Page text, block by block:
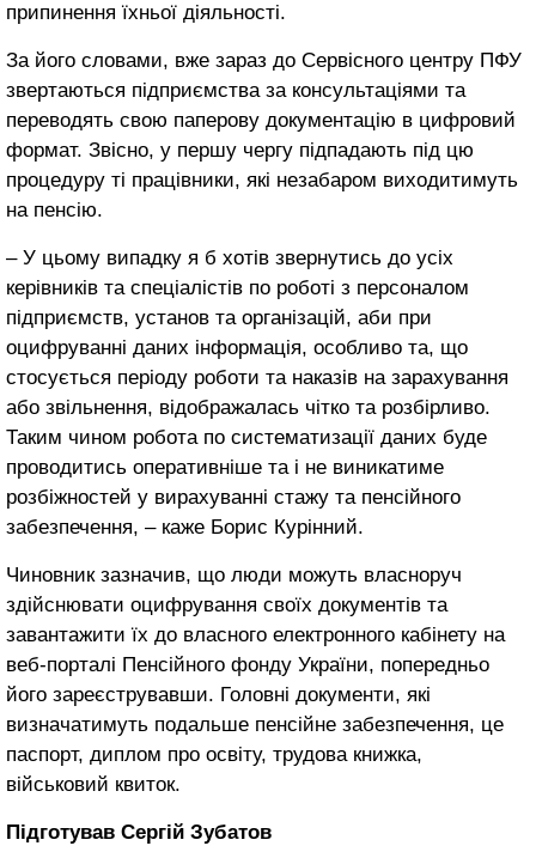
припинення їхньої діяльності.
За його словами, вже зараз до Сервісного центру ПФУ
звертаються підприємства за консультаціями та
переводять свою паперову документацію в цифровий
формат. Звісно, у першу чергу підпадають під цю
процедуру ті працівники, які незабаром виходитимуть
на пенсію.
– У цьому випадку я б хотів звернутись до усіх
керівників та спеціалістів по роботі з персоналом
підприємств, установ та організацій, аби при
оцифруванні даних інформація, особливо та, що
стосується періоду роботи та наказів на зарахування
або звільнення, відображалась чітко та розбірливо.
Таким чином робота по систематизації даних буде
проводитись оперативніше та і не виникатиме
розбіжностей у вирахуванні стажу та пенсійного
забезпечення, – каже Борис Курінний.
Чиновник зазначив, що люди можуть власноруч
здійснювати оцифрування своїх документів та
завантажити їх до власного електронного кабінету на
веб-порталі Пенсійного фонду України, попередньо
його зареєструвавши. Головні документи, які
визначатимуть подальше пенсійне забезпечення, це
паспорт, диплом про освіту, трудова книжка,
військовий квиток.
Підготував Сергій Зубатов